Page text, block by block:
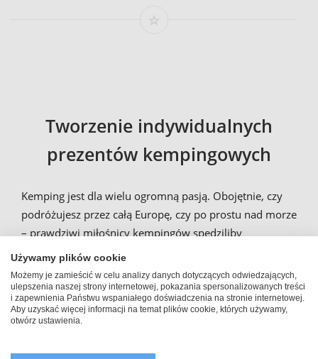
Tworzenie indywidualnych
prezentów kempingowych
Kemping jest dla wielu ogromną pasją. Obojętnie, czy
podróżujesz przez całą Europę, czy po prostu nad morze
– prawdziwi miłośnicy kempingów spędziliby
najchętniej każdą wolną chwilę na kempingu. Ty także
znasz kogoś, kto uwielbia wyjeżdżać na wypady
kempingowe? W takim razie zaskocz bliską osobę
gadżetem kempingowym. Od wyposażenia na grilla
poprzez artykuły do kampera może to być dosłownie
Używamy plików cookie
Możemy je zamieścić w celu analizy danych dotyczących odwiedzających,
ulepszenia naszej strony internetowej, pokazania spersonalizowanych treści
i zapewnienia Państwu wspaniałego doświadczenia na stronie internetowej.
Aby uzyskać więcej informacji na temat plików cookie, których używamy,
otwórz ustawienia.